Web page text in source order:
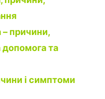
– причини,
та
і симптоми